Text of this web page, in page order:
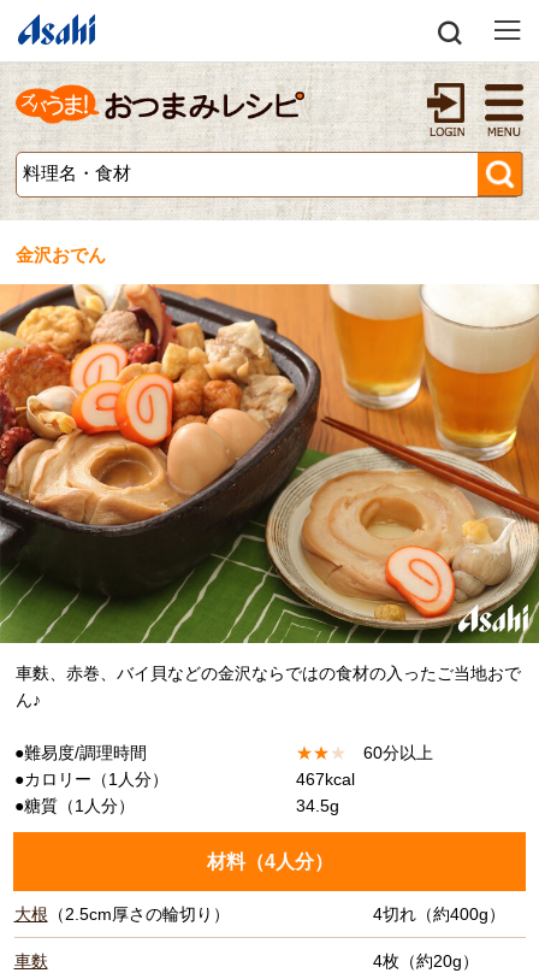
金沢おでん
車麩、赤巻、バイ貝などの金沢ならではの食材の入ったご当地おで
ん♪
●難易度/調理時間 ★★★
60分以上
●カロリー（1人分）
467kcal
●糖質（1人分）
34.5g
材料（4人分）
大根 （2.5cm厚さの輪切り） 4切れ（約400g）
車麩 4枚（約20g）